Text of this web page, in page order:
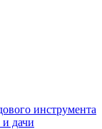
инструмента
дачи